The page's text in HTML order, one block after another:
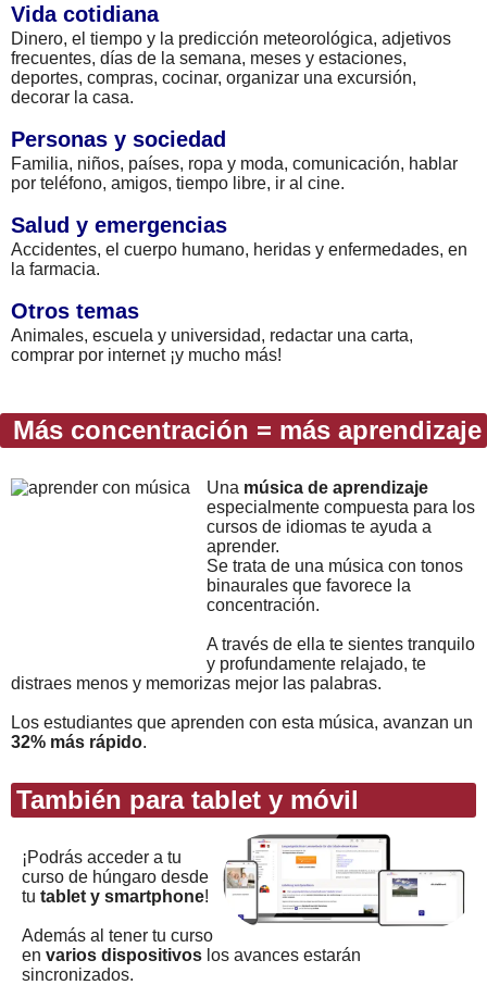
Vida cotidiana
Dinero, el tiempo y la predicción meteorológica, adjetivos
frecuentes, días de la semana, meses y estaciones,
deportes, compras, cocinar, organizar una excursión,
decorar la casa.
Personas y sociedad
Familia, niños, países, ropa y moda, comunicación, hablar
por teléfono, amigos, tiempo libre, ir al cine.
Salud y emergencias
Accidentes, el cuerpo humano, heridas y enfermedades, en
la farmacia.
Otros temas
Animales, escuela y universidad, redactar una carta,
comprar por internet ¡y mucho más!
Más concentración = más aprendizaje
Una música de aprendizaje
especialmente compuesta para los
cursos de idiomas te ayuda a
aprender.
Se trata de una música con tonos
binaurales que favorece la
concentración.
A través de ella te sientes tranquilo
y profundamente relajado, te
distraes menos y memorizas mejor las palabras.
Los estudiantes que aprenden con esta música, avanzan un
32% más rápido.
También para tablet y móvil
¡Podrás acceder a tu
curso de húngaro desde
tu tablet y smartphone!
Además al tener tu curso
en varios dispositivos los avances estarán
sincronizados.